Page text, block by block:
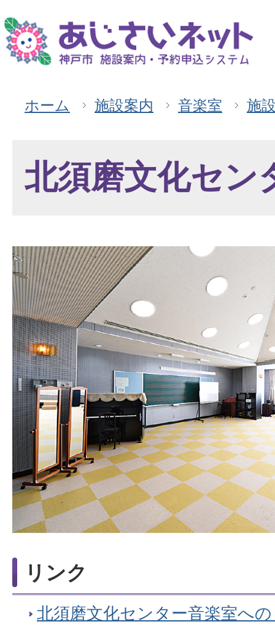
ホーム 施設案内 音楽室 施
北須磨文化セン
リンク
北須磨文化センター音楽室へ